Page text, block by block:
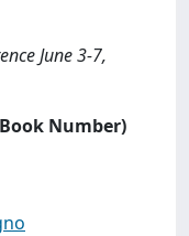
June 3-7,
Number)